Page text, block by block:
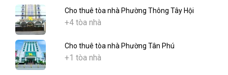
Cho thuê tòa nhà Phường Thông Tây Hội
+4 tòa nhà
Cho thuê tòa nhà Phường Tân Phú
+1 tòa nhà